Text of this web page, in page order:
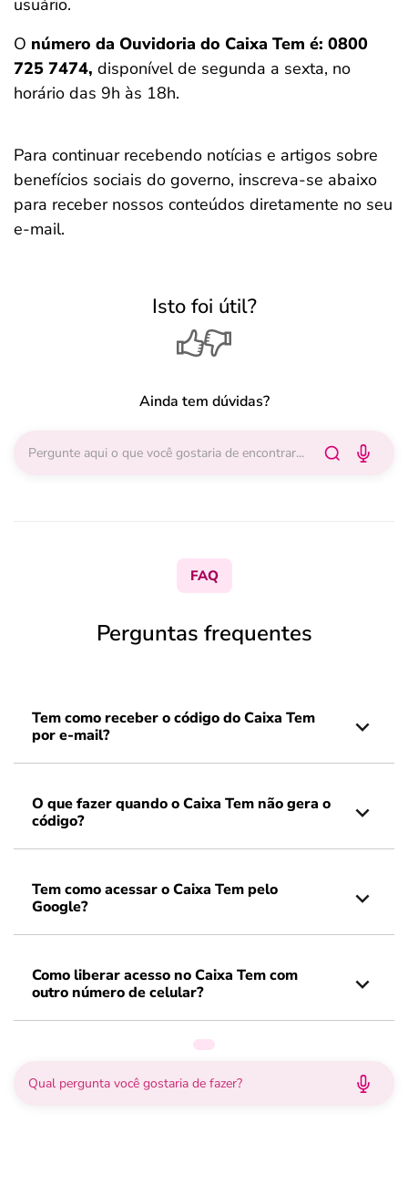
usuário.
O número da Ouvidoria do Caixa Tem é: 0800
725 7474, disponível de segunda a sexta, no
horário das 9h às 18h.
Para continuar recebendo notícias e artigos sobre
benefícios sociais do governo, inscreva-se abaixo
para receber nossos conteúdos diretamente no seu
e-mail.
Isto foi útil?
Ainda tem dúvidas?
FAQ
Perguntas frequentes
Tem como receber o código do Caixa Tem
por e-mail?
O que fazer quando o Caixa Tem não gera o
código?
Tem como acessar o Caixa Tem pelo
Google?
Como liberar acesso no Caixa Tem com
outro número de celular?